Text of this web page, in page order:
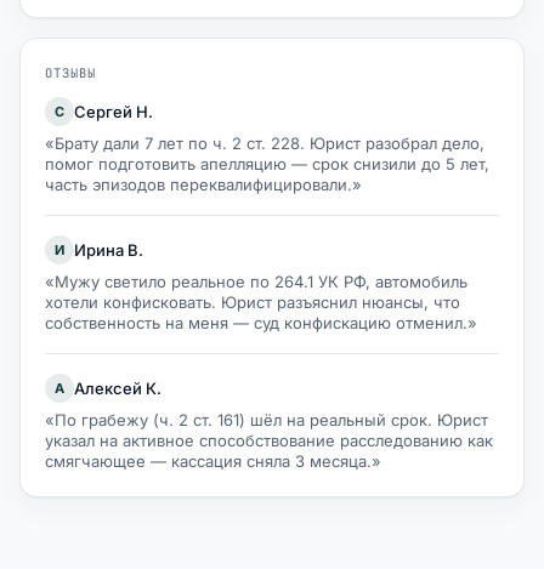
ОТЗЫВЫ
С Сергей Н.
«Брату дали 7 лет по ч. 2 ст. 228. Юрист разобрал дело,
помог подготовить апелляцию — срок снизили до 5 лет,
часть эпизодов переквалифицировали.»
И
Ирина В.
«Мужу светило реальное по 264.1 УК РФ, автомобиль
хотели конфисковать. Юрист разъяснил нюансы, что
собственность на меня — суд конфискацию отменил.»
А Алексей К.
«По грабежу (ч. 2 ст. 161) шёл на реальный срок. Юрист
указал на активное способствование расследованию как
смягчающее — кассация сняла 3 месяца.»